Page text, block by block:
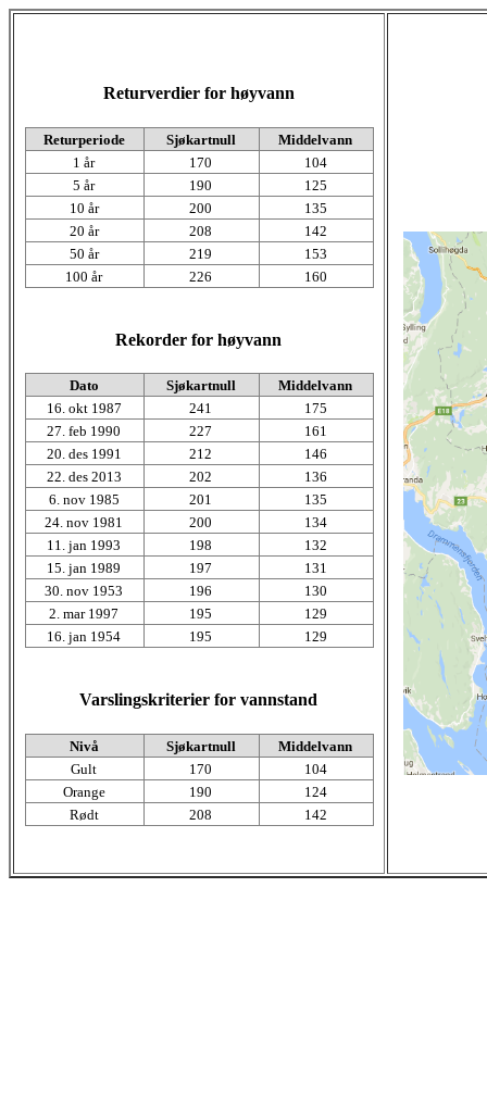
Returverdier for høyvann
Returperiode Sjøkartnull
Middelvann
1 år
170
104
5 år
190
125
10 år
200
135
20 år
208
142
50 år
219
153
100 år
226 160
Rekorder for høyvann
Dato Sjøkartnull
Middelvann
16. okt 1987
241
175
27. feb 1990
227
161
20. des 1991
212
146
22. des 2013
202
136
6. nov 1985
201
135
24. nov 1981
200
134
11. jan 1993
198
132
15. jan 1989
197
131
30. nov 1953
196
130
2. mar 1997
195
129
16. jan 1954
195 129
Varslingskriterier for vannstand
Nivå Sjøkartnull
Middelvann
Gult
170
104
Orange
190
124
Rødt
208 142